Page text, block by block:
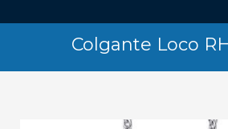
Colgante Loco